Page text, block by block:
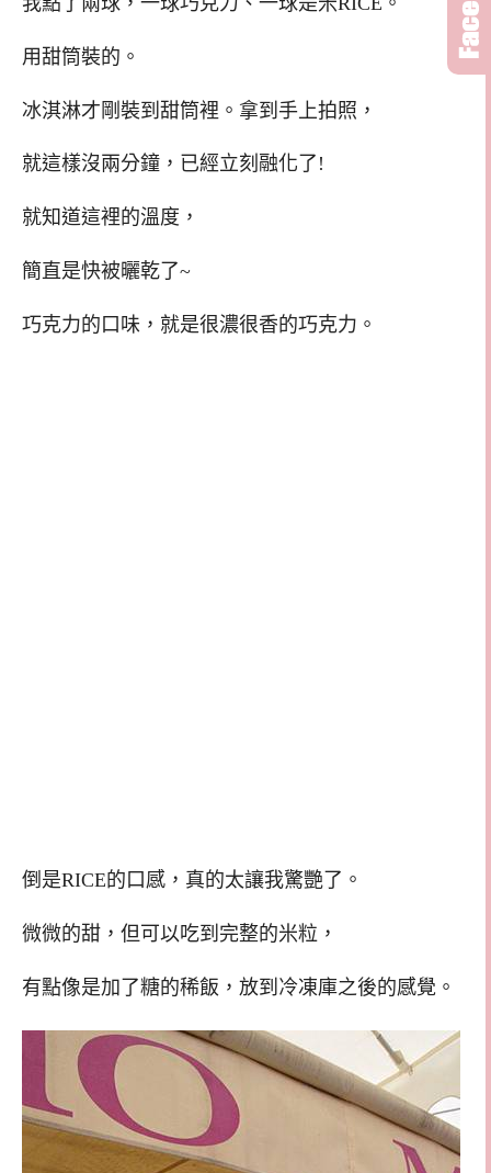
用甜筒裝的。
冰淇淋才剛裝到甜筒裡。拿到手上拍照，
就這樣沒兩分鐘，已經立刻融化了!
就知道這裡的溫度，
簡直是快被曬乾了~
巧克力的口味，就是很濃很香的巧克力。
倒是RICE的口感，真的太讓我驚艷了。
微微的甜，但可以吃到完整的米粒，
有點像是加了糖的稀飯，放到冷凍庫之後的感覺。